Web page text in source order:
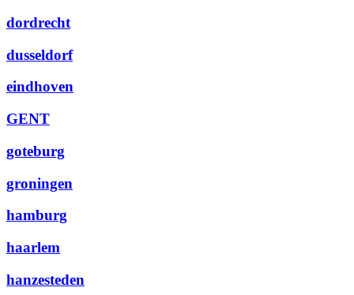
dordrecht
dusseldorf
eindhoven
GENT
goteburg
groningen
hamburg
haarlem
hanzesteden